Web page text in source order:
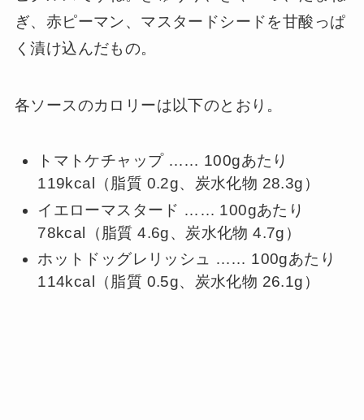
ぎ、赤ピーマン、マスタードシードを甘酸っぱ
く漬け込んだもの。
各ソースのカロリーは以下のとおり。
トマトケチャップ …… 100gあたり
119kcal（脂質 0.2g、炭水化物 28.3g）
イエローマスタード …… 100gあたり
78kcal（脂質 4.6g、炭水化物 4.7g）
ホットドッグレリッシュ …… 100gあたり
114kcal（脂質 0.5g、炭水化物 26.1g）